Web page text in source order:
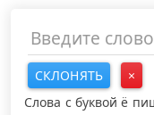
СКЛОНЯТЬ
×
Слова с буквой ё